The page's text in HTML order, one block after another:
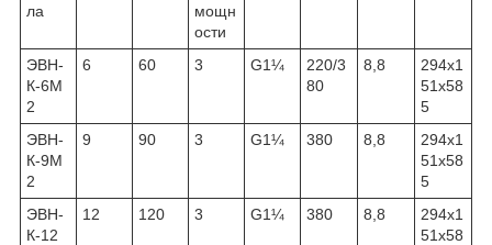
ла
мощн
ости
ЭВН-
К-6М
2
6 60 3 G1¼
220/3
80
8,8
294x1
51x58
5
ЭВН-
К-9М
2
9 90 3 G1¼ 380 8,8
294x1
51x58
5
ЭВН-
К-12
12 120 3 G1¼ 380 8,8
294x1
51x58